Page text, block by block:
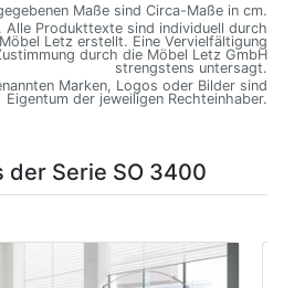
Maße sind Circa-Maße in cm.
Produkttexte sind individuell durch
Möbel Letz erstellt. Eine Vervielfältigung
durch die Möbel Letz GmbH
strengstens untersagt.
Marken, Logos oder Bilder sind
Eigentum der jeweiligen Rechteinhaber.
Serie SO 3400